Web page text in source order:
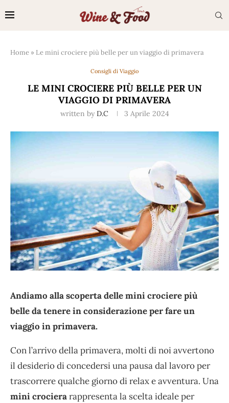
Home » Le mini crociere più belle per un viaggio di primavera
Consigli di Viaggio
LE MINI CROCIERE PIÙ BELLE PER UN
VIAGGIO DI PRIMAVERA
written by D.C 3 Aprile 2024
Andiamo alla scoperta delle mini crociere più
belle da tenere in considerazione per fare un
viaggio in primavera.
Con l’arrivo della primavera, molti di noi avvertono
il desiderio di concedersi una pausa dal lavoro per
trascorrere qualche giorno di relax e avventura. Una
mini crocierarappresenta la scelta ideale per